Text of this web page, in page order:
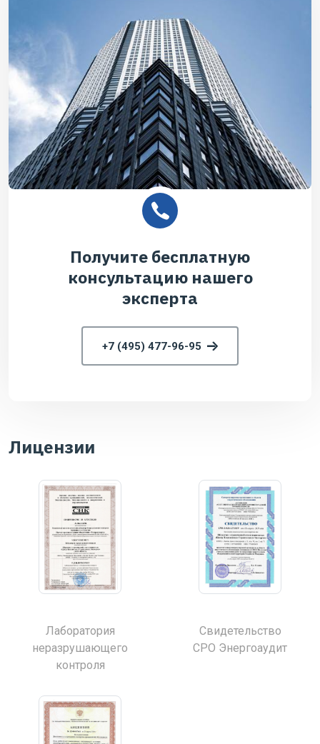
Получите бесплатную
консультацию нашего
эксперта
+7 (495) 477-96-95
Лицензии
Лаборатория
неразрушающего
контроля
Свидетельство
СРО Энергоаудит